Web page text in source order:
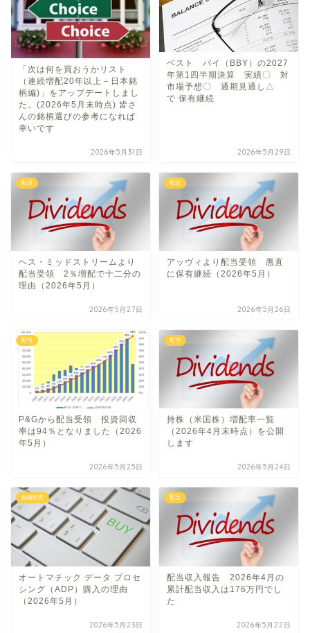
「次は何を買おうかリスト
（連続増配20年以上－日本銘
柄編)」をアップデートしまし
た。(2026年5月末時点) 皆さ
んの銘柄選びの参考になれば
幸いです
2026年5月31日
ベスト バイ（BBY）の2027
年第1四半期決算 実績〇 対
市場予想〇 通期見通し△
で 保有継続
2026年5月29日
配当
ヘス・ミッドストリームより
配当受領 2％増配で十二分の
理由（2026年5月）
2026年5月27日
配当
アッヴィより配当受領 愚直
に保有継続（2026年5月）
2026年5月26日
配当
P&Gから配当受領 投資回収
率は94％となりました（2026
年5月）
2026年5月25日
配当
持株（米国株）増配率一覧
（2026年4月末時点）を公開
します
2026年5月24日
銘柄研究
オートマチック データ プロセ
シング（ADP）購入の理由
（2026年5月）
2026年5月23日
配当
配当収入報告 2026年4月の
累計配当収入は176万円でし
た
2026年5月22日